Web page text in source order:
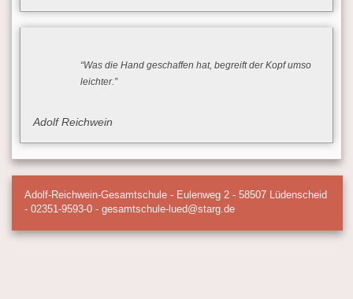
“Was die Hand geschaffen hat, begreift der Kopf umso
leichter.”
Adolf Reichwein
Adolf-Reichwein-Gesamtschule - Eulenweg 2 - 58507 Lüdenscheid
- 02351-9593-0 - gesamtschule-lued@starg.de